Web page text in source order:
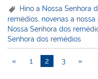
er
e
st
k
e
dI
n
c
e
b
Hino a Nossa Senhora
remédios novenas a
Nossa Senhora dos
Senhora dos remédios
« 1 2 3 »